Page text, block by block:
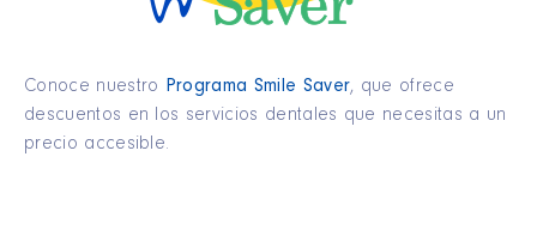
Conoce nuestro Programa Smile Saver, que ofrece
descuentos en los servicios dentales que necesitas a un
precio accesible.